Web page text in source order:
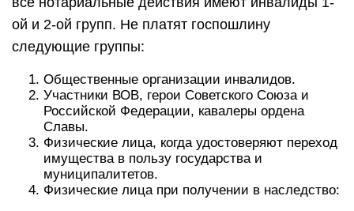
ой и 2-ой групп. Не платят госпошлину
следующие группы:
Общественные организации инвалидов.
Участники ВОВ, герои Советского Союза и
Российской Федерации, кавалеры ордена
Славы.
Физические лица, когда удостоверяют переход
имущества в пользу государства и
муниципалитетов.
Физические лица при получении в наследство: